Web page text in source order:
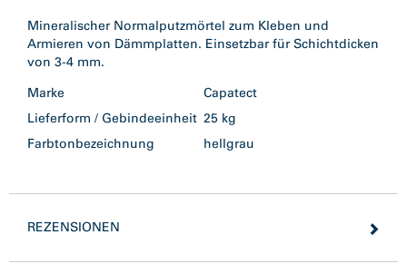
Mineralischer Normalputzmörtel zum Kleben und
Armieren von Dämmplatten. Einsetzbar für Schichtdicken
von 3-4 mm.
Marke
Capatect
Lieferform / Gebindeeinheit 25 kg
Farbtonbezeichnung
hellgrau
REZENSIONEN